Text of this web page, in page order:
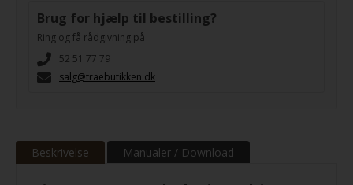
Brug for hjælp til bestilling?
Ring og få rådgivning på
52 51 77 79
salg@traebutikken.dk
Beskrivelse Manualer / Download